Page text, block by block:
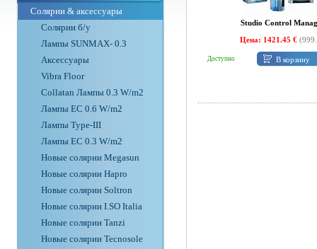
Солярии & аксессуары
Солярии б/у
Лампы SUNMAX- 0.3
Аксессуары
Vibra Floor
Collatan Лампы 0.3 W/m2
Лампы ЕС 0.6 W/m2
Лампы Type-III
Лампы EC 0.3 W/m2
Новые солярии Megasun
Новые солярии Hapro
Новые солярии Soltron
Новые солярии I.SO Italia
Новые солярии Tanzi
Новые солярии Tecnosole
Studio Control
Цена: 1421.45 €
Доступно В корзину